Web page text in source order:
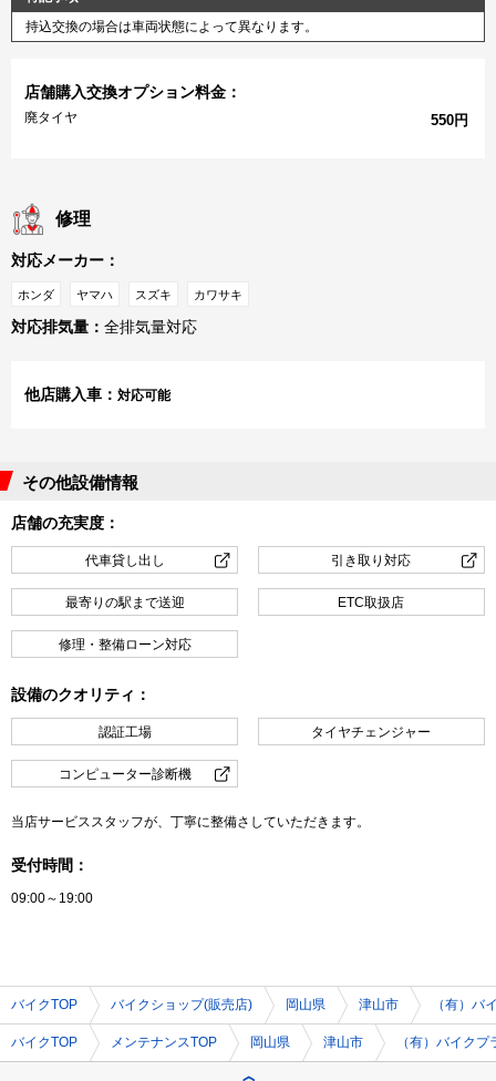
持込交換の場合は車両状態によって異なります。
店舗購入交換オプション料金：
廃タイヤ 550円
修理
対応メーカー：
ホンダ ヤマハ スズキ カワサキ
対応排気量： 全排気量対応
他店購入車： 対応可能
その他設備情報
店舗の充実度：
代車貸し出し 引き取り対応
最寄りの駅まで送迎 ETC取扱店
修理・整備ローン対応
設備のクオリティ：
認証工場 タイヤチェンジャー
コンピューター診断機
当店サービススタッフが、丁寧に整備さしていただきます。
受付時間：
09:00～19:00
バイクTOP バイクショップ(販売店) 岡山県 津山市 （有）バ
バイクTOP メンテナンスTOP 岡山県 津山市 （有）バイク